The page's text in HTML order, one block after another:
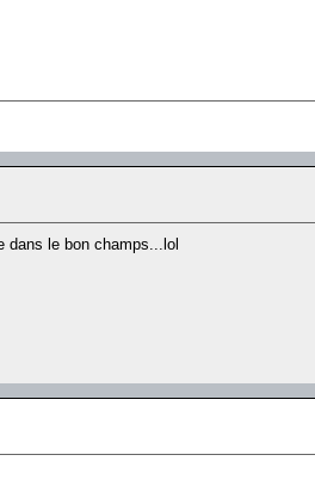
le bon champs...lol